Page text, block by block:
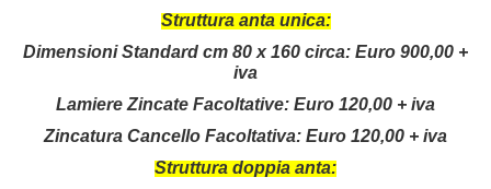
Struttura anta unica:
Dimensioni Standard cm 80 x 160 circa: Euro 900,00 +
iva
Lamiere Zincate Facoltative: Euro 120,00 + iva
Zincatura Cancello Facoltativa: Euro 120,00 + iva
Struttura doppia anta: